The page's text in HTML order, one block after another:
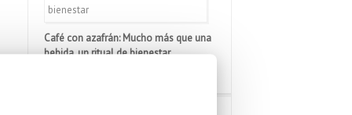
Café con azafrán: Mucho más que una
bebida, un ritual de bienestar